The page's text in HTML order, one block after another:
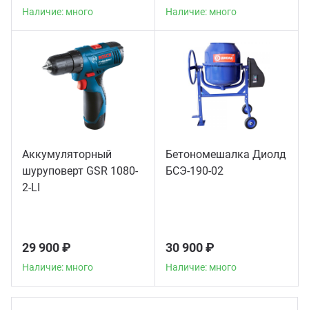
Наличие: много Наличие: много
Аккумуляторный
шуруповерт GSR 1080-
2-LI
29 900 ₽
Наличие: много
Бетономешалка Диолд
БСЭ-190-02
30 900 ₽
Наличие: много